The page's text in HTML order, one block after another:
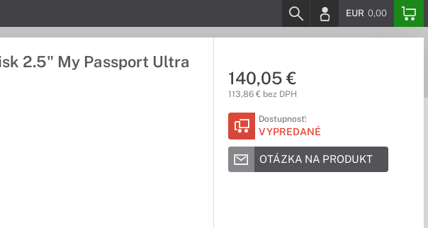
EUR 0,00
2.5" My Passport Ultra
140,05 €
113,86 € bez DPH
Dostupnosť:
VYPREDANÉ
OTÁZKA NA PRODUKT